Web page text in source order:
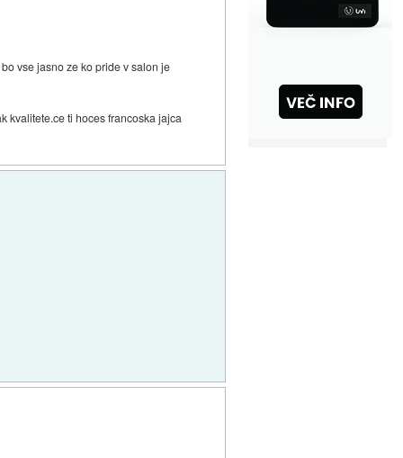
vse jasno ze ko pride v salon je
kvalitete.ce ti hoces francoska jajca